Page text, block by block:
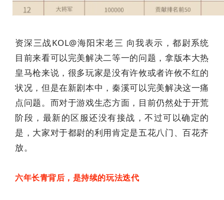
资深三战KOL@海阳宋老三 向我表示，都尉系统
目前来看可以完美解决二等一的问题，拿版本大热
皇马枪来说，很多玩家是没有许攸或者许攸不红的
状况，但是在新剧本中，秦溪可以完美解决这一痛
点问题。而对于游戏生态方面，目前仍然处于开荒
阶段，最新的区服还没有接战，不过可以确定的
是，大家对于都尉的利用肯定是五花八门、百花齐
放。
六年长青背后，是持续的玩法迭代